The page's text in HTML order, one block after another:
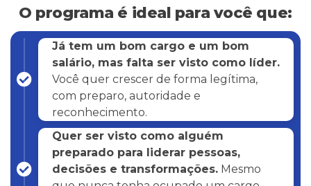
O programa é ideal para você que:
Já tem um bom cargo e um bom
salário, mas falta ser visto como líder.
Você quer crescer de forma legítima,
com preparo, autoridade e
reconhecimento.
Quer ser visto como alguém
preparado para liderar pessoas,
decisões e transformações. Mesmo